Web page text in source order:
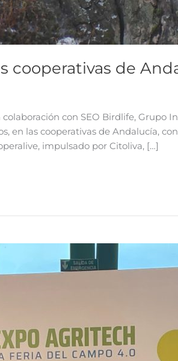
cooperativas de
con SEO Birdlife, Grupo
en las cooperativas de Andalucía,
impulsado por Citoliva, […]